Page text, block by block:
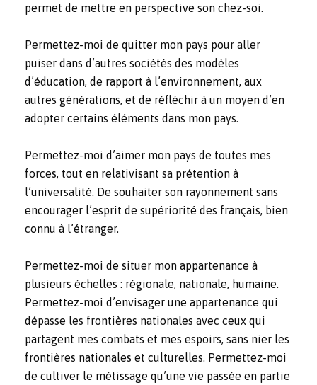
permet de mettre en perspective son chez-soi.
Permettez-moi de quitter mon pays pour aller
puiser dans d’autres sociétés des modèles
d’éducation, de rapport à l’environnement, aux
autres générations, et de réfléchir à un moyen d’en
adopter certains éléments dans mon pays.
Permettez-moi d’aimer mon pays de toutes mes
forces, tout en relativisant sa prétention à
l’universalité. De souhaiter son rayonnement sans
encourager l’esprit de supériorité des français, bien
connu à l’étranger.
Permettez-moi de situer mon appartenance à
plusieurs échelles : régionale, nationale, humaine.
Permettez-moi d’envisager une appartenance qui
dépasse les frontières nationales avec ceux qui
partagent mes combats et mes espoirs, sans nier les
frontières nationales et culturelles. Permettez-moi
de cultiver le métissage qu’une vie passée en partie